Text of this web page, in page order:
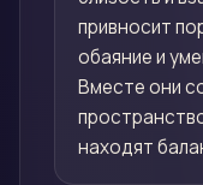
привносит
обаяние и
Вместе они
находят